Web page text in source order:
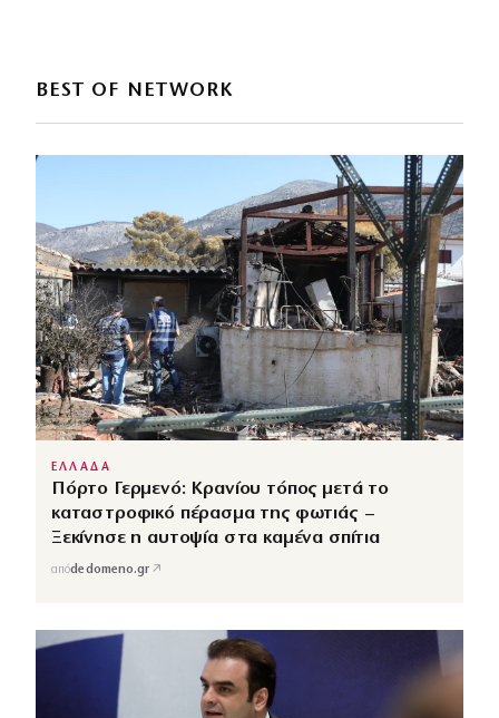
BEST OF NETWORK
ΕΛΛΑΔΑ
Πόρτο Γερμενό: Κρανίου τόπος μετά το
καταστροφικό πέρασμα της φωτιάς –
Ξεκίνησε η αυτοψία στα καμένα σπίτια
απόdedomeno.gr ↗